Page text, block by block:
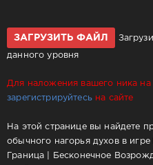
ЗАГРУЗИТЬ ФАЙЛ
данного уровня
Для наложения вашего ника
зарегистрируйтесьна сайте
На этой странице вы найдете
обычного нагорья духов в
Граница | Бесконечное